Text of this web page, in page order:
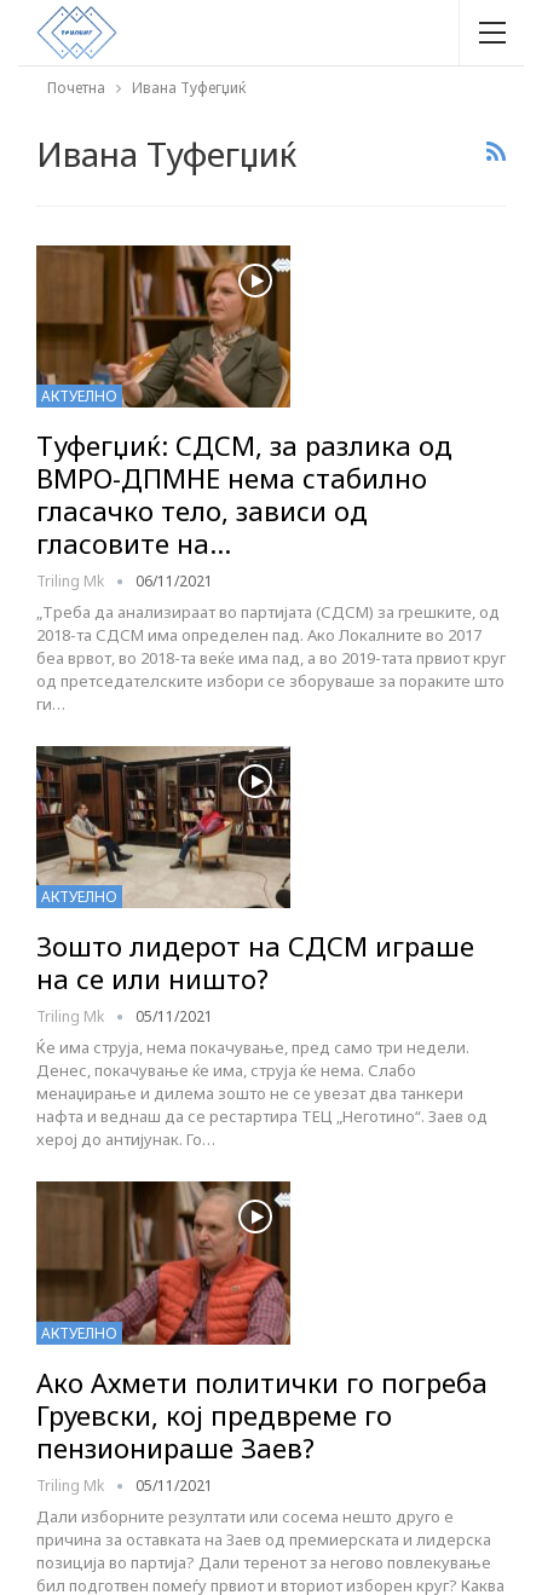
Почетна Ивана Туфегџиќ
Ивана Туфегџиќ
АКТУЕЛНО
Туфегџиќ: СДСМ, за разлика од
ВМРО-ДПМНЕ нема стабилно
гласачко тело, зависи од
гласовите на…
Triling Mk 06/11/2021
„Треба да анализираат во партијата (СДСМ) за грешките, од
2018-та СДСМ има определен пад. Ако Локалните во 2017
беа врвот, во 2018-та веќе има пад, а во 2019-тата првиот круг
од претседателските избори се зборуваше за пораките што
ги…
АКТУЕЛНО
Зошто лидерот на СДСМ играше
на се или ништо?
Triling Mk 05/11/2021
Ќе има струја, нема покачување, пред само три недели.
Денес, покачување ќе има, струја ќе нема. Слабо
менаџирање и дилема зошто не се увезат два танкери
нафта и веднаш да се рестартира ТЕЦ „Неготино“. Заев од
херој до антијунак. Го…
АКТУЕЛНО
Ако Ахмети политички го погреба
Груевски, кој предвреме го
пензионираше Заев?
Triling Mk 05/11/2021
Дали изборните резултати или сосема нешто друго е
причина за оставката на Заев од премиерската и лидерска
позиција во партија? Дали теренот за негово повлекување
бил подготвен помеѓу првиот и вториот изборен круг? Каква